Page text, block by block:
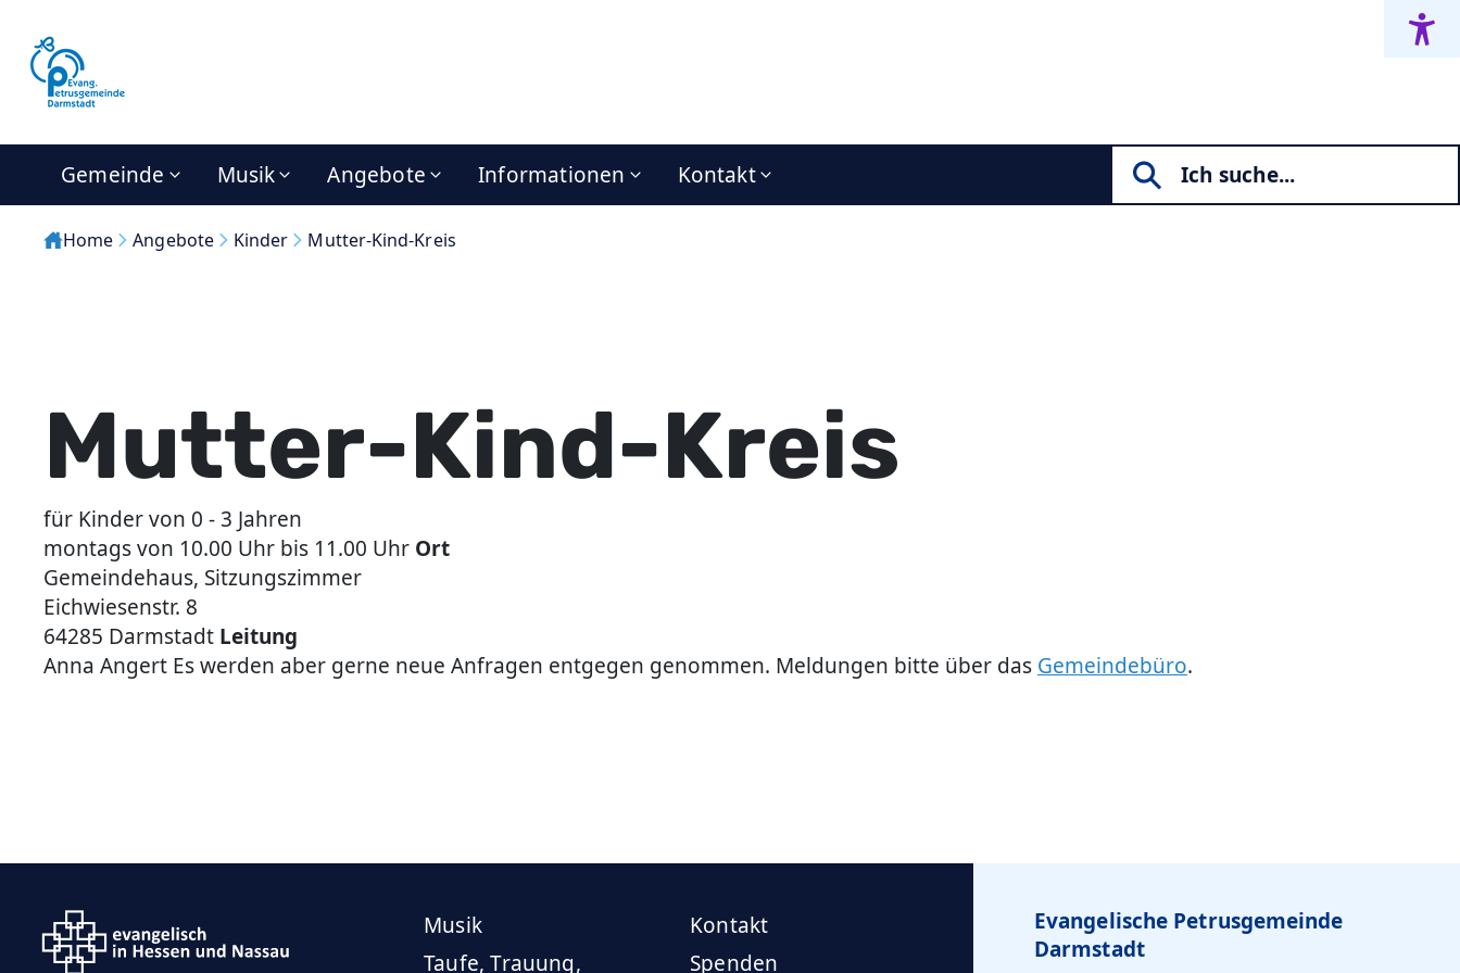
Gemeinde Musik Angebote Informationen Kontakt
Home Angebote Kinder Mutter-Kind-Kreis
Mutter-Kind-Kreis
für Kinder von 0 - 3 Jahren
montags von 10.00 Uhr bis 11.00 Uhr Ort
Gemeindehaus, Sitzungszimmer
Eichwiesenstr. 8
64285 Darmstadt Leitung
Anna Angert Es werden aber gerne neue Anfragen entgegen genommen. Meldungen bitte über das Gemeindebüro.
Musik
Taufe, Trauung,
Kontakt
Spenden
Evangelische Petrusgemeinde
Darmstadt